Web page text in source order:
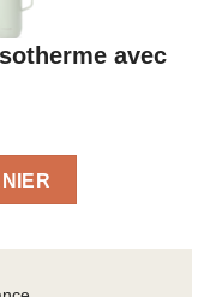
avec
avec Anse